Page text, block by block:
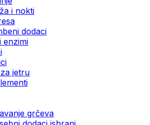
i nokti
dodaci
enzimi
jetru
grčeva